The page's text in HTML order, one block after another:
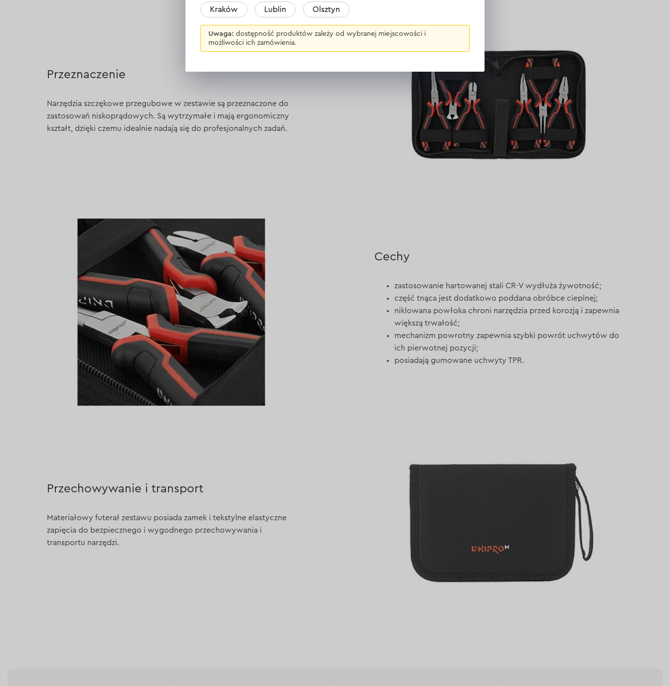
Przeznaczenie
Narzędzia szczękowe przegubowe w zestawie są przeznaczone do
zastosowań niskoprądowych. Są wytrzymałe i mają ergonomiczny
kształt, dzięki czemu idealnie nadają się do profesjonalnych zadań.
Cechy
zastosowanie hartowanej stali CR-V wydłuża żywotność;
część tnąca jest dodatkowo poddana obróbce cieplnej;
niklowana powłoka chroni narzędzia przed korozją i zapewnia
większą trwałość;
mechanizm powrotny zapewnia szybki powrót uchwytów do
ich pierwotnej pozycji;
posiadają gumowane uchwyty TPR.
Przechowywanie i transport
Materiałowy futerał zestawu posiada zamek i tekstylne elastyczne
zapięcia do bezpiecznego i wygodnego przechowywania i
transportu narzędzi.
Kraków Lublin Olsztyn
Uwaga: dostępność produktów zależy od wybranej miejscowości i
możliwości ich zamówienia.